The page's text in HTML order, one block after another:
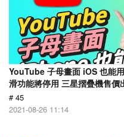
YouTube 子母畫面 iOS 也能
滑功能將停用 三星摺疊機售
# 45
2021-08-26 11:14